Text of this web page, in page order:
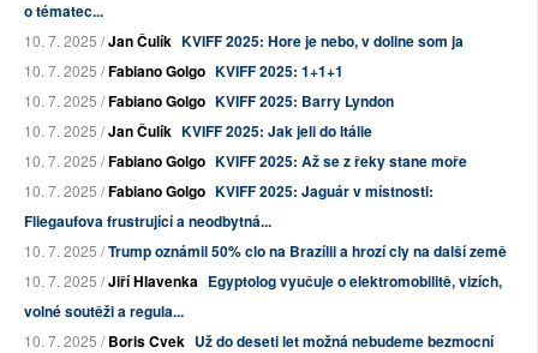
o tématec...
10. 7. 2025 /Jan Čulík KVIFF 2025: Hore je nebo, v doline som ja
10. 7. 2025 /Fabiano Golgo KVIFF 2025: 1+1+1
10. 7. 2025 /Fabiano Golgo KVIFF 2025: Barry Lyndon
10. 7. 2025 /Jan Čulík KVIFF 2025: Jak jeli do Itálie
10. 7. 2025 /Fabiano Golgo KVIFF 2025: Až se z řeky stane moře
10. 7. 2025 /Fabiano Golgo KVIFF 2025: Jaguár v místnosti:
Fliegaufova frustrující a neodbytná...
10. 7. 2025 /Trump oznámil 50% clo na Brazílii a hrozí cly na další země
10. 7. 2025 /Jiří Hlavenka Egyptolog vyučuje o elektromobilitě, vizích,
volné soutěži a regula...
10. 7. 2025 /Boris Cvek Už do deseti let možná nebudeme bezmocní